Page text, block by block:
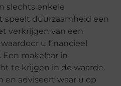
slechts enkele
speelt duurzaamheid een
verkrijgen van een
u financieel
makelaar in
te krijgen in de waarde
en adviseert waar u op